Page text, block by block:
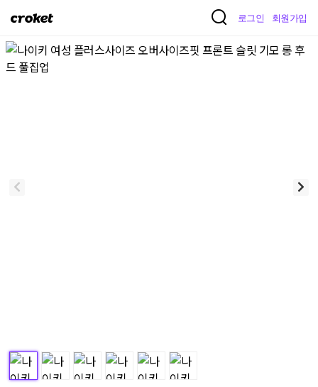
크
켓
로그인 회원가입